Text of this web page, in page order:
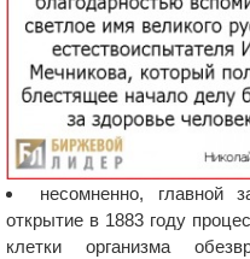
несомненно, главной
открытие в 1883 году
клетки организма